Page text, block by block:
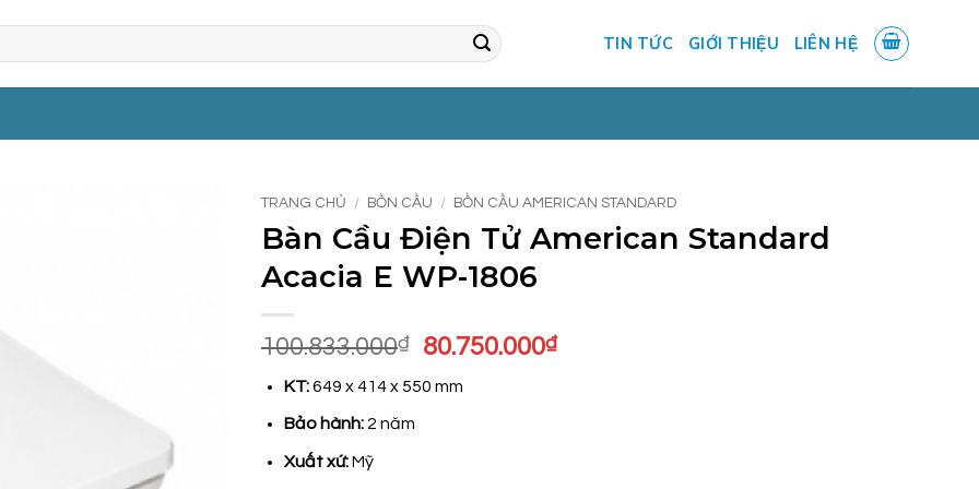
TIN TỨC GIỚI THIỆU LIÊN HỆ
TRANG CHỦ / BỒN CẦU / BỒN CẦU AMERICAN STANDARD
Bàn Cầu Điện Tử American Standard
Acacia E WP-1806
100.833.000₫
Giá
là:
80.750.000₫Giá
KT:649 x 414 x 550 mm
Bảo hành: 2 năm
Xuất xứ:Mỹ